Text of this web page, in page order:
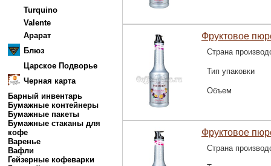
Turquino
Valente
Арарат
Блюз
Царское Подворье
Черная карта
Барный инвентарь
Бумажные контейнеры
Бумажные пакеты
Бумажные стаканы для
кофе
Варенье
Вафли
Гейзерные кофеварки
Фруктовое
Страна
Тип упаковки
Объем
Фруктовое
Страна